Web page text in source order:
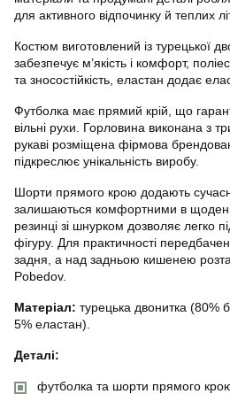
для активного відпочинку й теплих
Костюм виготовлений із турецької
забезпечує м’якість і комфорт,
та зносостійкість, еластан додає
Футболка має прямий крій, що
вільні рухи. Горловина виконана з
рукаві розміщена фірмова
підкреслює унікальність виробу.
Шорти прямого крою додають
залишаються комфортними в
резинці зі шнурком дозволяє легко
фігуру. Для практичності
задня, а над задньою кишенею
Pobedov.
Матеріал: турецька двонитка (80%
5% еластан).
Деталі:
футболка та шорти прямого